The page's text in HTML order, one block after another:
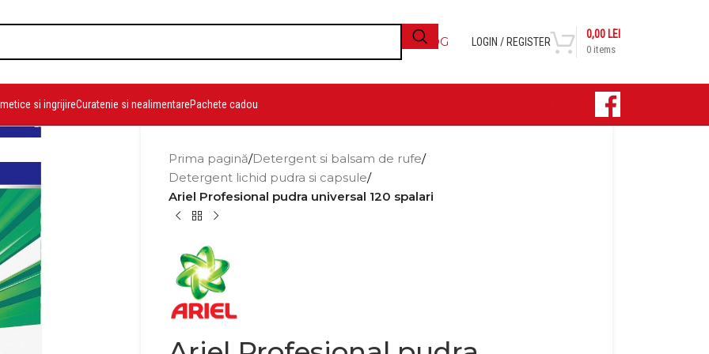
BLOG LOGIN / REGISTER
0 items
0,00 LEI
si ingrijireCuratenie si nealimentarePachete cadou
Prima pagină/Detergent si balsam de rufe/
Detergent lichid pudra si capsule/
Ariel Profesional pudra universal 120 spalari